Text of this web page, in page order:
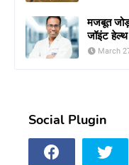
मजबूत
जॉइंट
March
Social Plugin